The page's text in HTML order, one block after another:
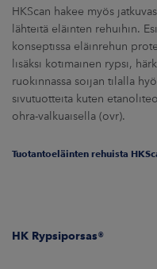
HKScan hakee myös
lähteitä eläinten rehuihin.
konseptissa eläinrehun
lisäksi kotimainen rypsi,
ruokinnassa soijan tilalla
sivutuotteita kuten
ohra-valkuaisella (ovr).
Tuotantoeläinten rehuista
HK Rypsiporsas®